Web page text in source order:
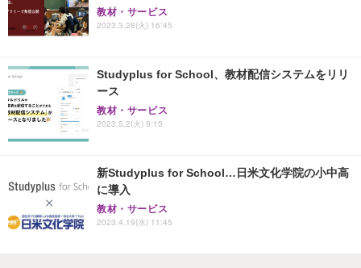
教材・サービス
2023.3.28(火) 16:45
Studyplus for School、教材配信システムをリリ
ース
教材・サービス
2023.5.2(火) 9:15
新Studyplus for School…日米文化学院の小中高
に導入
教材・サービス
2023.4.19(水) 11:45